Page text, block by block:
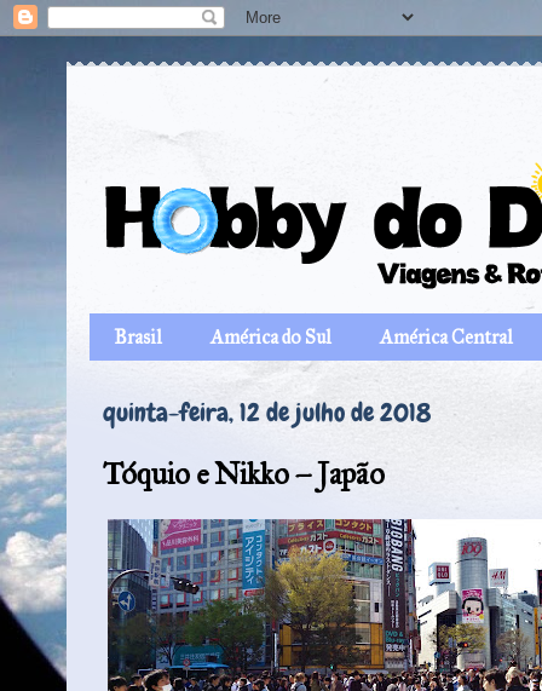
Brasil América do Sul América Central
quinta-feira, 12 de julho de 2018
Tóquio e Nikko – Japão